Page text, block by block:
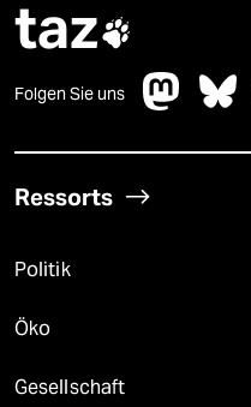
taz
Folgen Sie uns
Ressorts
Politik
Öko
Gesellschaft